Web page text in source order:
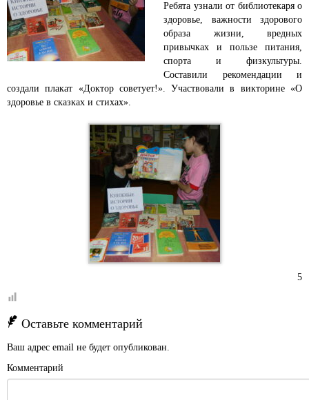
Ребята узнали от библиотекаря о
здоровье, важности здорового
образа жизни, вредных
привычках и пользе питания,
спорта и физкультуры.
Составили рекомендации и
создали плакат «Доктор советует!». Участвовали в викторине «О
здоровье в сказках и стихах».
5
Оставьте комментарий
Ваш адрес email не будет опубликован.
Комментарий